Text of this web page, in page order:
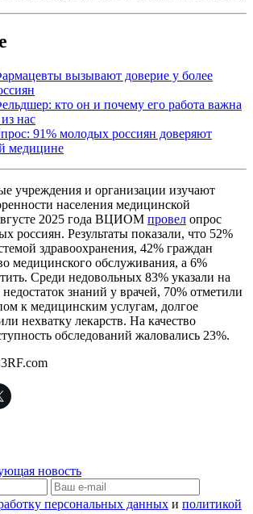
вызывают доверие у более
кто он и почему его работа важна
нас
91% молодых россиян доверяют
медицине
учреждения и организации изучают
населения медицинской
2025 года ВЦИОМ провел опрос
россиян. Результаты показали, что 52%
здравоохранения, 42% граждан
медицинского обслуживания, а 6%
Среди недовольных 83% указали на
знаний у врачей, 70% отметили
к медицинским услугам, долгое
нехватку лекарств. На качество
обследований жаловались 23%.
новость
персональных данных и политикой